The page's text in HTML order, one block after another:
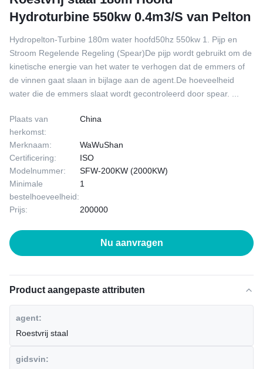
Hydroturbine 550kw 0.4m3/S van Pelton
Hydropelton-Turbine 180m water hoofd50hz 550kw 1. Pijp en
Stroom Regelende Regeling (Spear)De pijp wordt gebruikt om de
kinetische energie van het water te verhogen dat de emmers of
de vinnen gaat slaan in bijlage aan de agent.De hoeveelheid
water die de emmers slaat wordt gecontroleerd door spear. ...
Plaats van
herkomst:
China
Merknaam:
WaWuShan
Certificering:
ISO
Modelnummer:
SFW-200KW (2000KW)
Minimale
bestelhoeveelheid:
1
Prijs: 200000
Nu aanvragen
Product aangepaste attributen
agent:
Roestvrij staal
gidsvin: